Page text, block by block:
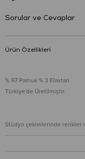
Sorular ve Cevaplar
Ürün Özellikleri
% 97 Pamuk % 3 Elastan
Türkiye'de Üretilmiştir.
Stüdyo çekimlerinde renkler